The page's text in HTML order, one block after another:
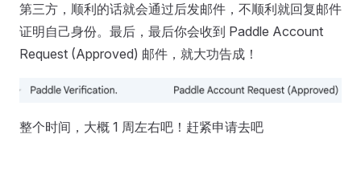
第三方，顺利的话就会通过后发邮件，不顺利就回复邮件
证明自己身份。最后，最后你会收到 Paddle Account
Request (Approved) 邮件，就大功告成！
整个时间，大概 1 周左右吧！赶紧申请去吧